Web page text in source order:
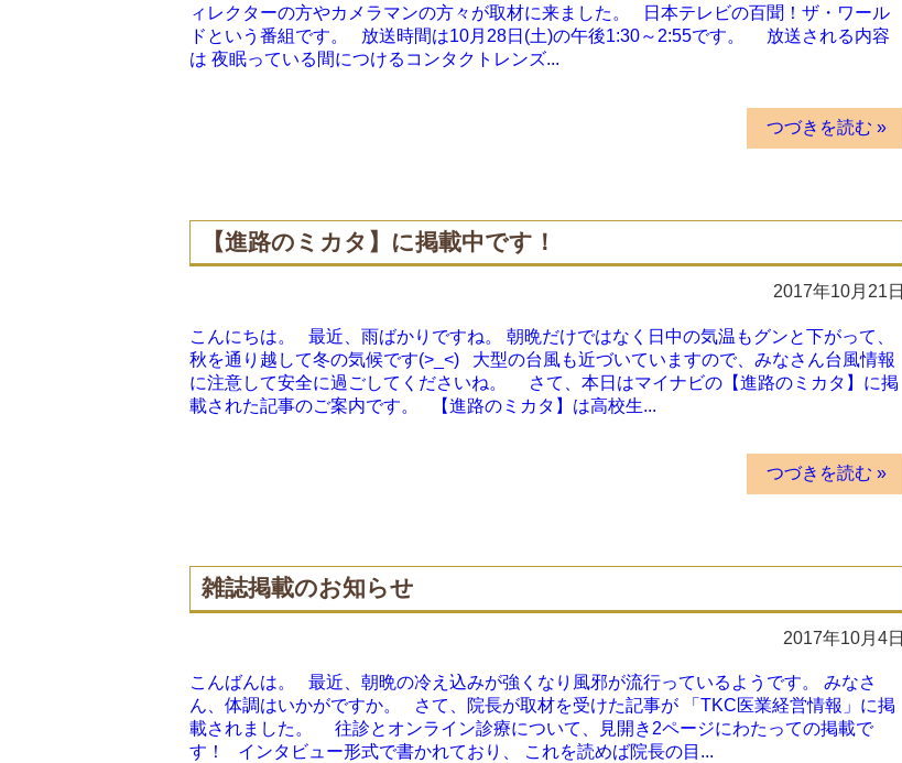
ィレクターの方やカメラマンの方々が取材に来ました。 日本テレビの百聞！ザ・ワール
ドという番組です。 放送時間は10月28日(土)の午後1:30～2:55です。 放送される内容
は 夜眠っている間につけるコンタクトレンズ...
つづきを読む »
【進路のミカタ】に掲載中です！
2017年10月21日
こんにちは。 最近、雨ばかりですね。 朝晩だけではなく日中の気温もグンと下がって、
秋を通り越して冬の気候です(>_<) 大型の台風も近づいていますので、みなさん台風情報
に注意して安全に過ごしてくださいね。 さて、本日はマイナビの【進路のミカタ】に掲
載された記事のご案内です。 【進路のミカタ】は高校生...
つづきを読む »
雑誌掲載のお知らせ
2017年10月4日
こんばんは。 最近、朝晩の冷え込みが強くなり風邪が流行っているようです。 みなさ
ん、体調はいかがですか。 さて、院長が取材を受けた記事が 「TKC医業経営情報」に掲
載されました。 往診とオンライン診療について、見開き2ページにわたっての掲載で
す！ インタビュー形式で書かれており、 これを読めば院長の目...